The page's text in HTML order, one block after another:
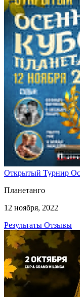
Открытый Турнир
Планетанго
12 ноября, 2022
Результаты Отзывы